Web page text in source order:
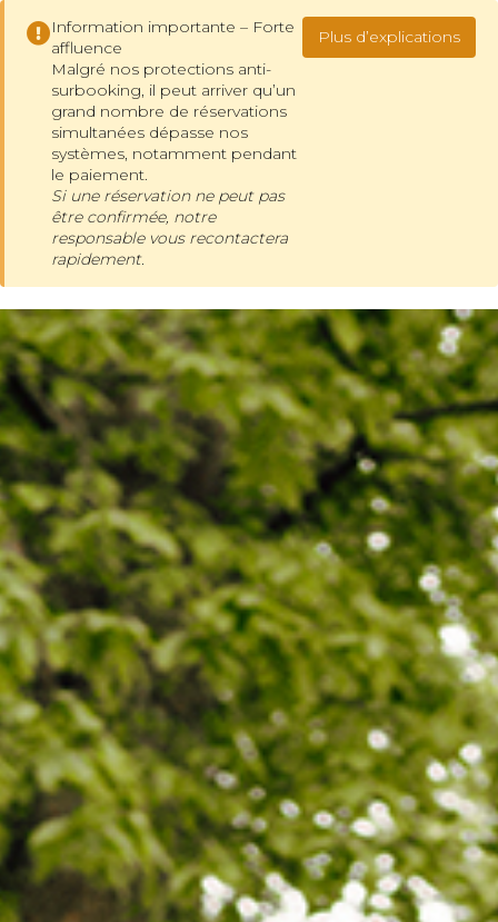
Information importante – Forte
affluence
Malgré nos protections anti-
surbooking, il peut arriver qu’un
grand nombre de réservations
simultanées dépasse nos
systèmes, notamment pendant
le paiement.
Si une réservation ne peut pas
être confirmée, notre
responsable vous recontactera
rapidement.
Plus d’explications